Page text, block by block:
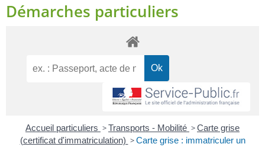
Démarches particuliers
Accueil particuliers >Transports - Mobilité >Carte grise
(certificat d'immatriculation) > Carte grise : immatriculer un